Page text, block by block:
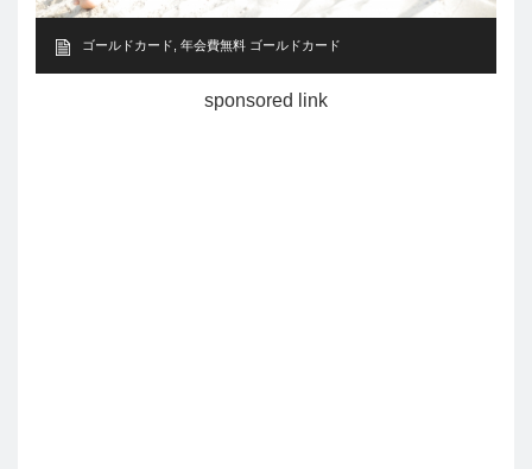
ゴールドカード 年会費無料 ゴールドカード
sponsored link